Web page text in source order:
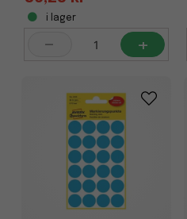
i lager
- +